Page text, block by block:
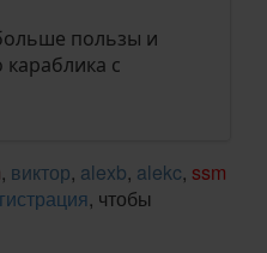
пользы и
с
, виктор, alexb, alekc, ssm
, чтобы